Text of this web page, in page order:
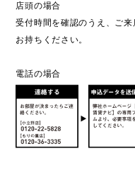
店頭の場合
受付時間を確認のうえ、ご来
お持ちください。
電話の場合